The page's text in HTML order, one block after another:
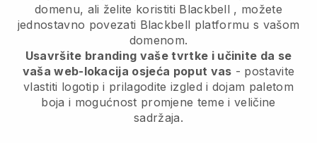
domenu, ali želite koristiti Blackbell , možete
jednostavno povezati Blackbell platformu s vašom
domenom.
Usavršite branding vaše tvrtke i učinite da se
vaša web-lokacija osjeća poput vas - postavite
vlastiti logotip i prilagodite izgled i dojam paletom
boja i mogućnost promjene teme i veličine
sadržaja.